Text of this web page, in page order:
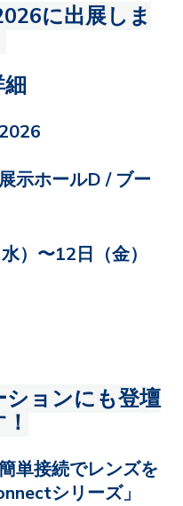
に出展しま
細
示ホールD /ブー
）〜12日（金）
ョンにも登壇
！
単接続でレンズを
tシリーズ」